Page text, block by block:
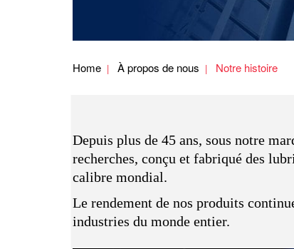
Home À propos de nous Notre histoire
Depuis plus de 45 ans, sous notre
recherches, conçu et fabriqué des
calibre mondial.
Le rendement de nos produits
industries du monde entier.